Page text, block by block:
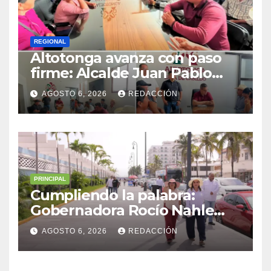
REGIONAL
Altotonga avanza con paso
firme: Alcalde Juan Pablo
Becerra encabeza mesa de
diálogo con habitantes de
Malacatepec
AGOSTO 6, 2026 REDACCIÓN
PRINCIPAL
Cumpliendo la palabra:
Gobernadora Rocío Nahle
impulsa la gran rehabilitación
del Centro Histórico de
Veracruz
AGOSTO 6, 2026 REDACCIÓN